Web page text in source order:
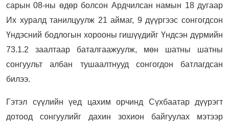
сарын 08-ны өдөр болсон Ардчилсан намын 18 дугаар
Их хуралд танилцуулж 21 аймаг, 9 дүүргээс сонгогдсон
Үндэсний бодлогын хорооны гишүүдийг Үндсэн дүрмийн
73.1.2 заалтаар баталгаажуулж, мөн шатны шатны
сонгуульт албан тушаалтнууд сонгогдон батлагдсан
билээ.
Гэтэл сүүлийн үед цахим орчинд Сүхбаатар дүүрэгт
дотоод сонгуулийг дахин зохион байгуулах мэтээр